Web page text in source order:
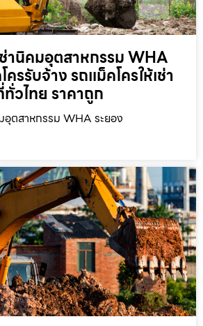
ช่านิคมอุตสาหกรรม WHA
รรับจ้าง รถแม็คโครให้เช่า
วไทย ราคาถูก
อุตสาหกรรม WHA ระยอง